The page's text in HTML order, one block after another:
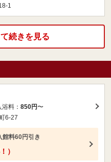
1
続きを見る
浴料： 850円〜
6-27
館料60円引き
）